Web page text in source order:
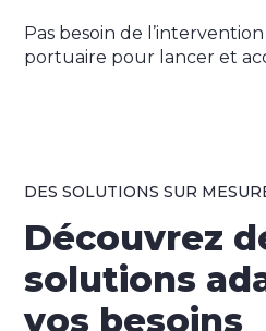
Pas besoin de
portuaire pour lancer et
DES SOLUTIONS SUR
Découvrez
solutions
vos besoins